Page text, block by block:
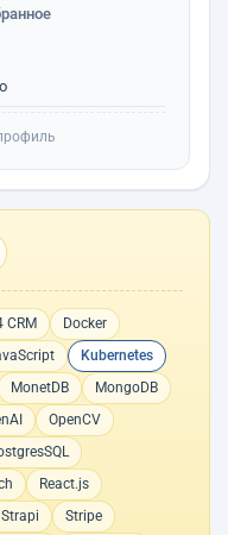
CRM
Docker
Kubernetes
MonetDB
MongoDB
OpenCV
React.js
Strapi
Stripe